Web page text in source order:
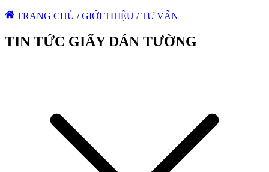
TRANG CHỦ / GIỚI THIỆU / TƯ VẤN
TIN TỨC GIẤY DÁN TƯỜNG